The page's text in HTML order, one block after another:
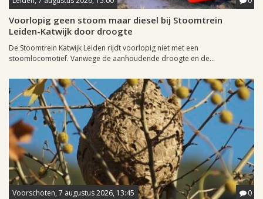
Voorlopig geen stoom maar diesel bij Stoomtrein
Leiden-Katwijk door droogte
De Stoomtrein Katwijk Leiden rijdt voorlopig niet met een
stoomlocomotief. Vanwege de aanhoudende droogte en de...
Voorschoten, 7 augustus 2026, 13:45 0